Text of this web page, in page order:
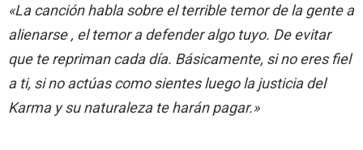
«La canción habla sobre el terrible temor de la gente a
alienarse , el temor a defender algo tuyo. De evitar
que te repriman cada día. Básicamente, si no eres fiel
a ti, si no actúas como sientes luego la justicia del
Karma y su naturaleza te harán pagar.»